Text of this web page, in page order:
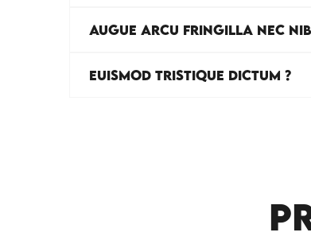
AUGUE ARCU FRINGILLA NEC
EUISMOD TRISTIQUE DICTUM ?